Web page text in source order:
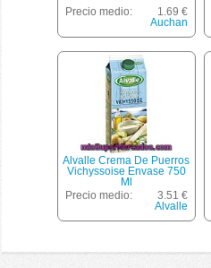
Precio medio:
1.69 €
Auchan
Alvalle Crema De Puerros
Vichyssoise Envase 750
Ml
Precio medio:
3.51 €
Alvalle